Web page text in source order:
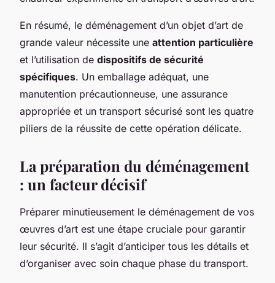
En résumé, le déménagement d’un objet d’art de
grande valeur nécessite une attention particulière
et l’utilisation de dispositifs de sécurité
spécifiques. Un emballage adéquat, une
manutention précautionneuse, une assurance
appropriée et un transport sécurisé sont les quatre
piliers de la réussite de cette opération délicate.
La préparation du déménagement
: un facteur décisif
Préparer minutieusement le déménagement de vos
œuvres d’art est une étape cruciale pour garantir
leur sécurité. Il s’agit d’anticiper tous les détails et
d’organiser avec soin chaque phase du transport.